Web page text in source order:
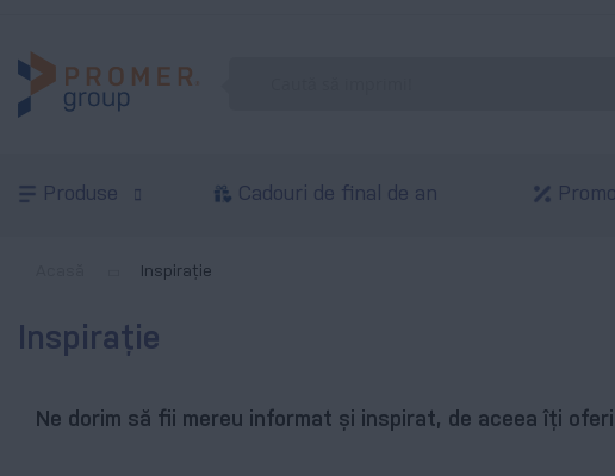
Produse Cadouri de final de an
Inspirație
Inspirație
Ne dorim să fii mereu informat și inspirat, de aceea îți